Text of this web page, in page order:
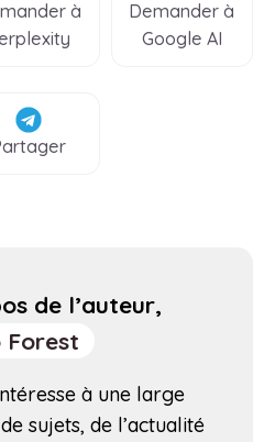
à
Demander à
Google AI
de l’auteur,
Forest
à une large
sujets, de l’actualité